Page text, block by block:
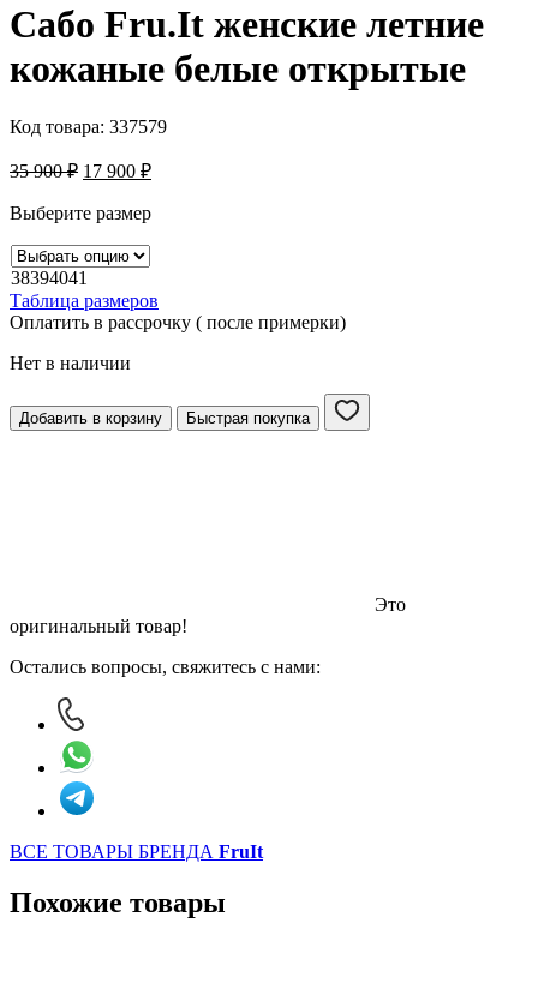
Сабо Fru.It женские летние
кожаные белые открытые
Код товара: 337579
35 900₽ 17 900 ₽
Выберите размер
38394041
Таблица размеров
Оплатить в рассрочку ( после примерки)
Нет в наличии
Добавить в корзину Быстрая покупка
Это
оригинальный товар!
Остались вопросы, свяжитесь с нами:
ВСЕ ТОВАРЫ БРЕНДА FruIt
Похожие товары